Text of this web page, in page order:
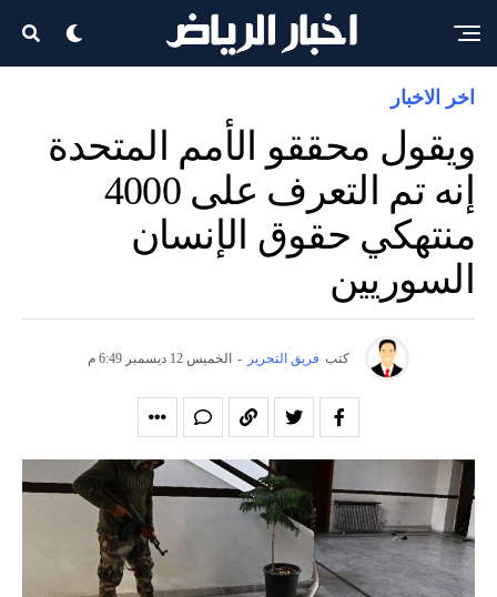
اخر الاخبار
ويقول محققو الأمم المتحدة
إنه تم التعرف على 4000
منتهكي حقوق الإنسان
السوريين
كتب فريق التحرير - الخميس 12 ديسمبر 6:49 م